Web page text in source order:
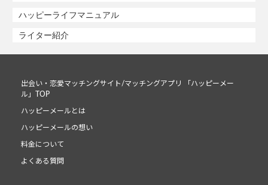
ハッピーライフマニュアル
ライター紹介
出会い・恋愛マッチングサイト/マッチングアプリ 「ハッピーメー
ル」TOP
ハッピーメールとは
ハッピーメールの想い
料金について
よくある質問